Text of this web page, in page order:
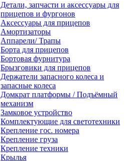
Детали, запчасти и аксессуары для
прицепов и фургонов
Аксессуары для прицепов
Амортизаторы
Аппарели/ Трапы
Борта для прицепов
Бортовая фурнитура
Брызговики для прицепов
Держатели запасного колеса и
запасные колеса
Домкрат платформы / Подъёмный
механизм
Замковое устройство
Комплектующие для светотехники
Крепление гос. номера
Крепление груза
Крепление техники
Крылья